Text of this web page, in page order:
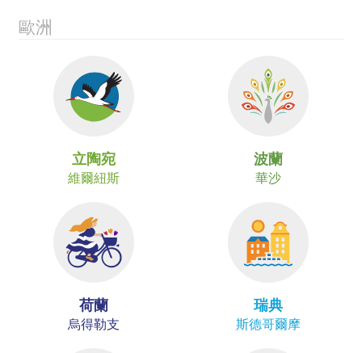
歐洲
立陶宛
維爾紐斯
波蘭
華沙
荷蘭
烏得勒支
瑞典
斯德哥爾摩